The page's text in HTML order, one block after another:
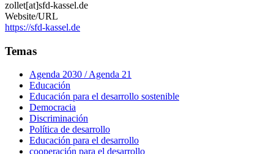
zollet[at]sfd-kassel.de
Website/URL
https://sfd-kassel.de
Temas
Agenda 2030 / Agenda 21
Educación
Educación para el desarrollo sostenible
Democracia
Discriminación
Política de desarrollo
Educación para el desarrollo
cooperación para el desarrollo